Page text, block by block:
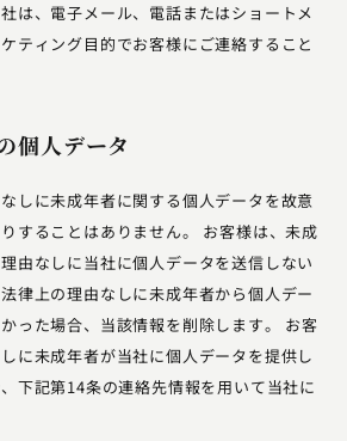
は、電子メール、電話またはショートメ
ティング目的でお客様にご連絡すること
個人データ
しに未成年者に関する個人データを故意
することはありません。 お客様は、未成
由なしに当社に個人データを送信しない
律上の理由なしに未成年者から個人デー
った場合、当該情報を削除します。 お客
に未成年者が当社に個人データを提供し
下記第14条の連絡先情報を用いて当社に